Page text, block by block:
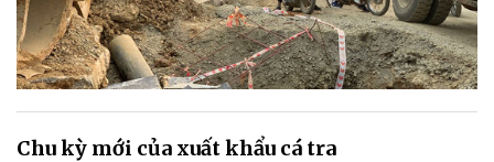
Chu kỳ mới của xuất khẩu cá tra